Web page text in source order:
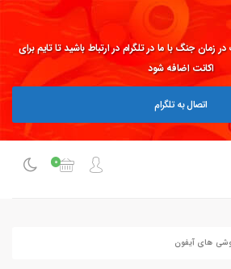
زمان جنگ با ما در تلگرام در ارتباط باشید تا تایم برای
اکانت اضافه شود
اتصال به تلگرام
0